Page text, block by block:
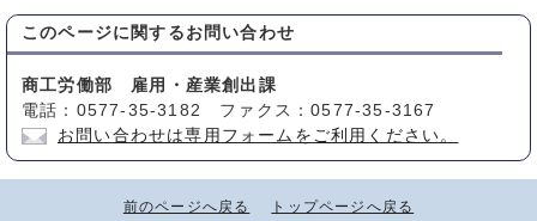
このページに関する お問い合わせ
商工労働部 雇用・産業創出課
電話：0577-35-3182 ファクス：0577-35-3167
お問い合わせは専用フォームをご利用ください。
前のページへ戻る トップページへ戻る